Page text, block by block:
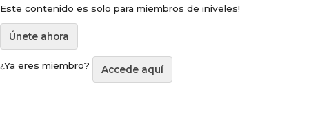
Este contenido es solo para miembros de ¡niveles!
Únete ahora
¿Ya eres miembro? Accede aquí